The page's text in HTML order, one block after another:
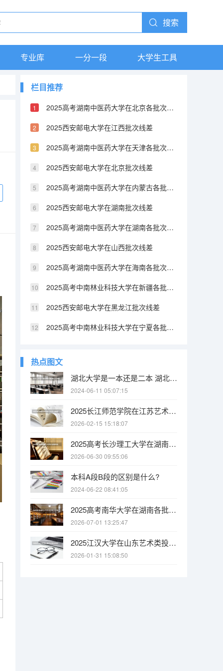
搜索
专业库 一分一段 大学生工具
栏目推荐
2025高考湖南中医药大学在北京各批次选科要求介绍（2026参考）
2025西安邮电大学在江西批次线差
2025高考湖南中医药大学在天津各批次选科要求介绍（2026参考）
2025西安邮电大学在北京批次线差
2025高考湖南中医药大学在内蒙古各批次选科要求介绍（2026参考）
2025西安邮电大学在湖南批次线差
2025高考湖南中医药大学在湖南各批次选科要求介绍（2026参考）
2025西安邮电大学在山西批次线差
2025高考湖南中医药大学在海南各批次选科要求介绍（2026参考）
2025高考中南林业科技大学在新疆各批次选科要求介绍（2026参考）
2025西安邮电大学在黑龙江批次线差
2025高考中南林业科技大学在宁夏各批次选科要求介绍（2026参考）
热点图文
湖北大学是一本还是二本 湖北大学是一本还是二本
2024-06-11 05:07:15
2025长江师范学院在江苏艺术类投档分数线（2026年参考）
2026-02-15 15:18:07
2025高考长沙理工大学在湖南各批次选科要求介绍（2026参考）
2026-06-30 09:55:06
本科A段B段的区别是什么?
2024-06-22 08:41:05
2025高考南华大学在湖南各批次选科要求介绍（2026参考）
2026-07-01 13:25:47
2025江汉大学在山东艺术类投档分数线（2026年参考）
2026-01-31 15:08:50